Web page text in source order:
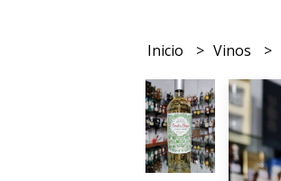
Inicio Vinos